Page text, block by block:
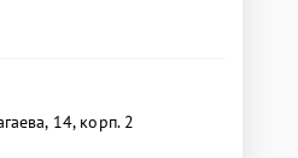
14, корп. 2